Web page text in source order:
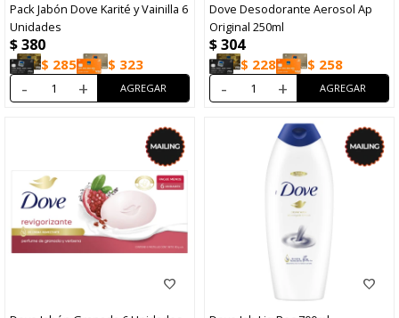
Pack Jabón Dove Karité y Vainilla 6
Unidades
$380
$ 285 $ 323
- +
Dove Desodorante Aerosol Ap
Original 250ml
$304
$ 228 $ 258
- +